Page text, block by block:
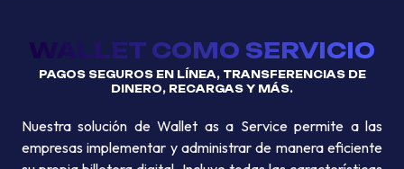
WALLET COMO SERVICIO
PAGOS SEGUROS EN LÍNEA, TRANSFERENCIAS DE
DINERO, RECARGAS Y MÁS.
Nuestra solución de Wallet as a Service permite a las
empresas implementar y administrar de manera eficiente